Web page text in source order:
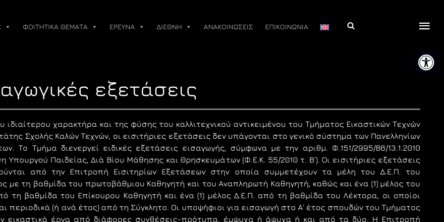
ΦΟΙΤΗΤΙΚΑ ΘΕΜΑΤΑ ΕΡΕΥΝΑ ΔΙΕΘΝΗ ΑΝΑΚΟΙΝΩΣΕΙΣ ΕΠΙΚΟΙΝΩΝΙΑ Αναζήτηση
εξετάσεις
ιδιαίτερου χαρακτήρα και της φύσης του καλλιτεχνικού αντικειμένου του Τμήματος Εικαστικών Τεχνών
Σχολής Καλών Τεχνών, οι εισιτήριες εξετάσεις δεν υπάγονται στο γενικό σύστημα των Πανελληνίων
Το Τμήμα διενεργεί ειδικές εξετάσεις εισαγωγής, σύμφωνα με την αριθμ. Φ.151/2995/Β6/13.1.2010
Υπουργού Παιδείας, Διά Βίου Μάθησης και Θρησκευμάτων (Φ.Ε.Κ. 55/2010 τ. Β΄). Οι εισιτήριες εξετάσεις
από την Επιτροπή Εισιτηρίων Εξετάσεων στην οποία συμμετέχουν τα μέλη του Δ.Ε.Π. του
με τη βαθμίδα του πρωτοβάθμιου Καθηγητή και του Αναπληρωτή Καθηγητή, καθώς και ένα (1) μέλος του
τη βαθμίδα του Επίκουρου Καθηγητή και ένα (1) μέλος Δ.Ε.Π. από τη βαθμίδα του Λέκτορα, οι οποίοι
περιοδικά (ή ανά έτος) από τη Σύγκλητο. Οι υποψήφιοι για εισαγωγή στο Α΄ έτος σπουδών του Τμήματος
εικαστικά έργα από διάφορες συνθέσεις-πρότυπα, έμψυχα ή άψυχα ή και από τα δύο. Η Επιτροπή